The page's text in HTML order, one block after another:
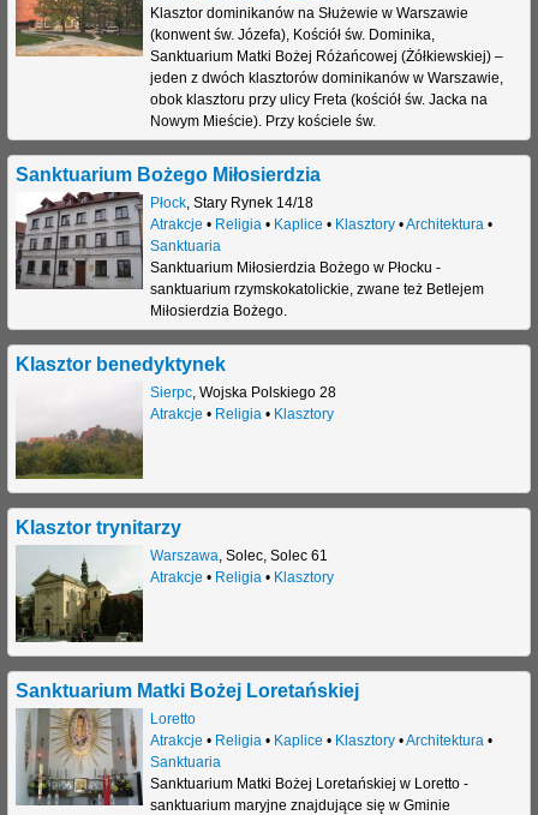
Klasztor dominikanów na Służewie w Warszawie
(konwent św. Józefa), Kościół św. Dominika,
Sanktuarium Matki Bożej Różańcowej (Żółkiewskiej) –
jeden z dwóch klasztorów dominikanów w Warszawie,
obok klasztoru przy ulicy Freta (kościół św. Jacka na
Nowym Mieście). Przy kościele św.
Sanktuarium Bożego Miłosierdzia
Płock, Stary Rynek 14/18
Atrakcje • Religia• Kaplice • Klasztory•Architektura•
Sanktuaria
Sanktuarium Miłosierdzia Bożego w Płocku -
sanktuarium rzymskokatolickie, zwane też Betlejem
Miłosierdzia Bożego.
Klasztor benedyktynek
Sierpc, Wojska Polskiego 28
Atrakcje • Religia• Klasztory
Klasztor trynitarzy
Warszawa, Solec, Solec 61
Atrakcje • Religia• Klasztory
Sanktuarium Matki Bożej Loretańskiej
Loretto
Atrakcje • Religia• Kaplice • Klasztory•Architektura•
Sanktuaria
Sanktuarium Matki Bożej Loretańskiej w Loretto -
sanktuarium maryjne znajdujące się w Gminie